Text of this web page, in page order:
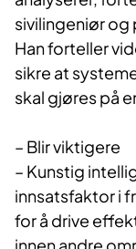
sivilingeniør og
Han forteller
sikre at
skal gjøres på
– Blir viktigere
​– Kunstig
innsatsfaktor i
for å drive
innen andre